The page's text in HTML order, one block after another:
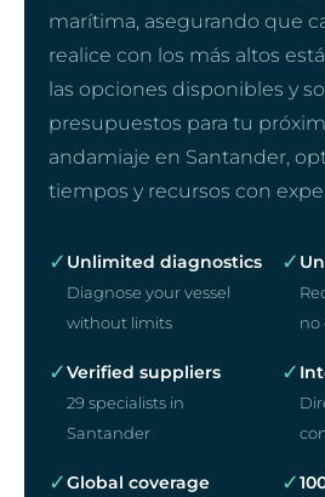
marítima, asegurando que
realice con los más altos
las opciones disponibles y
presupuestos para tu
andamiaje en Santander,
tiempos y recursos con
✓ Unlimited diagnostics
Diagnose your vessel
without limits
✓
no
✓Verified suppliers
29 specialists in
Santander
✓
✓Global coverage ✓